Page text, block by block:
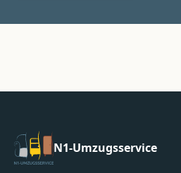
N1-Umzugsservice